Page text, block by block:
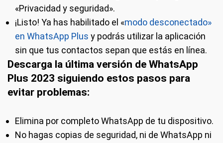
«Privacidad y seguridad».
¡Listo! Ya has habilitado el «modo desconectado»
en WhatsApp Plus y podrás utilizar la aplicación
sin que tus contactos sepan que estás en línea.
Descarga la última versión de WhatsApp
Plus 2023 siguiendo estos pasos para
evitar problemas:
Elimina por completo WhatsApp de tu dispositivo.
No hagas copias de seguridad, ni de WhatsApp ni